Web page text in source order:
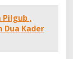
Pilgub ,
Dua Kader